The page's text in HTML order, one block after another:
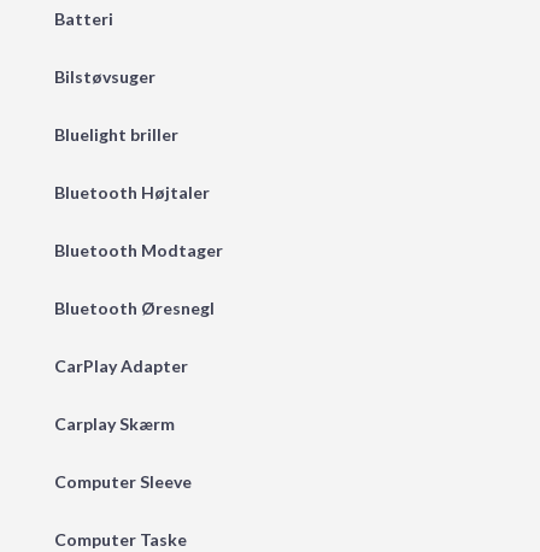
Batteri
Bilstøvsuger
Bluelight briller
Bluetooth Højtaler
Bluetooth Modtager
Bluetooth Øresnegl
CarPlay Adapter
Carplay Skærm
Computer Sleeve
Computer Taske